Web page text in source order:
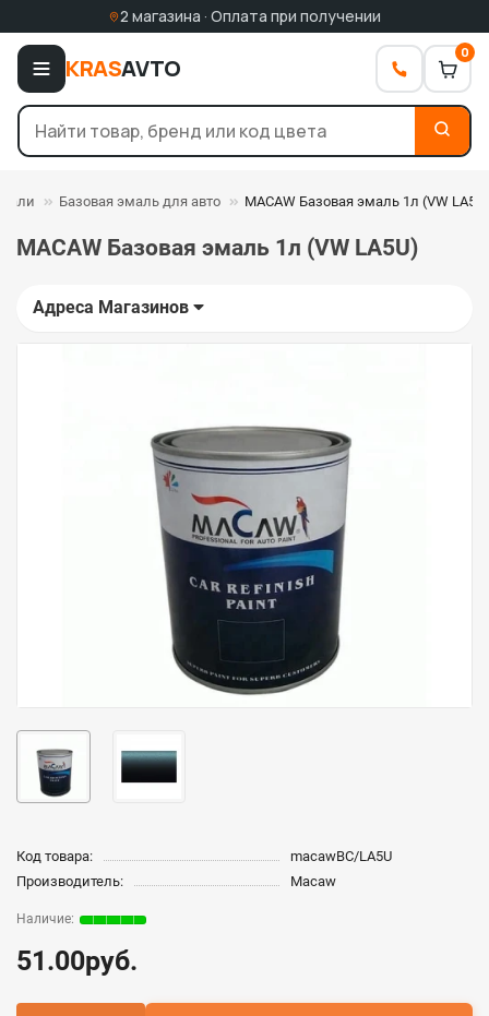
2 магазина · Оплата при получении
KRASAVTO
0
Базовая эмаль для авто MACAW Базовая эмаль 1л (VW LA5U)
MACAW Базовая эмаль 1л (VW LA5U)
Адреса Магазинов
Код товара:
macawBC/LA5U
Производитель:
Macaw
51.00руб.